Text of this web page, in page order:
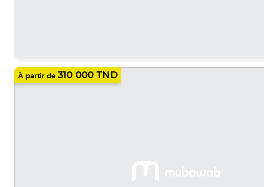
À partir de 310 000 TND